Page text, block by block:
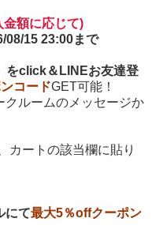
金額に応じて)
08/15 23:00まで
をclick＆LINEお友達登
コードGET可能！
クルームのメッセージか
カートの該当欄に貼り
にて最大5％offクーポン